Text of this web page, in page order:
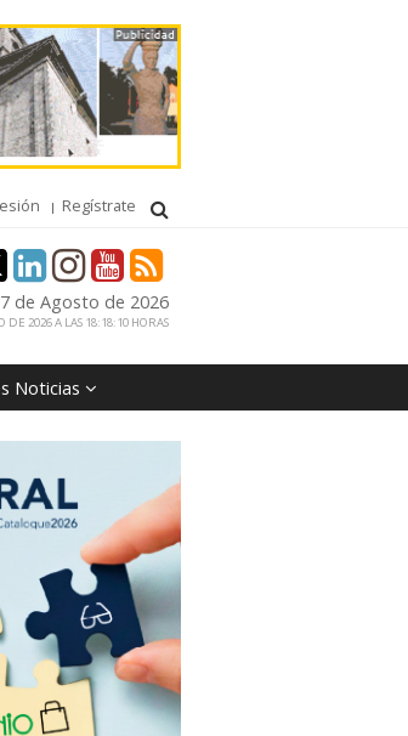
Regístrate
de Agosto de 2026
DE 2026 A LAS 18:18:10 HORAS
Noticias